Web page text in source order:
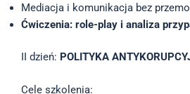
Mediacja i komunikacja bez
Ćwiczenia: role-play i analiza
II dzień: POLITYKA
Cele szkolenia: